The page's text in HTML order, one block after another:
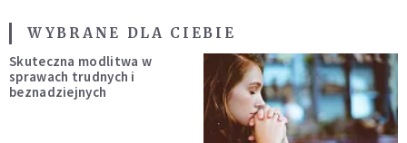
WYBRANE DLA CIEBIE
Skuteczna modlitwa w
sprawach trudnych i
beznadziejnych